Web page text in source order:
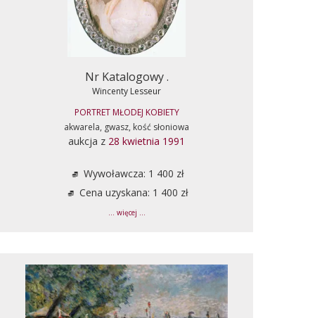
Nr Katalogowy .
Wincenty Lesseur
PORTRET MŁODEJ KOBIETY
akwarela, gwasz, kość słoniowa
aukcja z 28 kwietnia 1991
Wywoławcza: 1 400 zł
Cena uzyskana: 1 400 zł
... więcej ...